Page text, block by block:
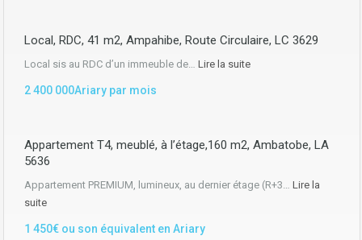
Local, RDC, 41 m2, Ampahibe, Route Circulaire, LC 3629
Local sis au RDC d’un immeuble de… Lire la suite
2 400 000Ariary par mois
Appartement T4, meublé, à l’étage,160 m2, Ambatobe, LA
5636
Appartement PREMIUM, lumineux, au dernier étage (R+3… Lire la
suite
1 450€ ou son équivalent en Ariary